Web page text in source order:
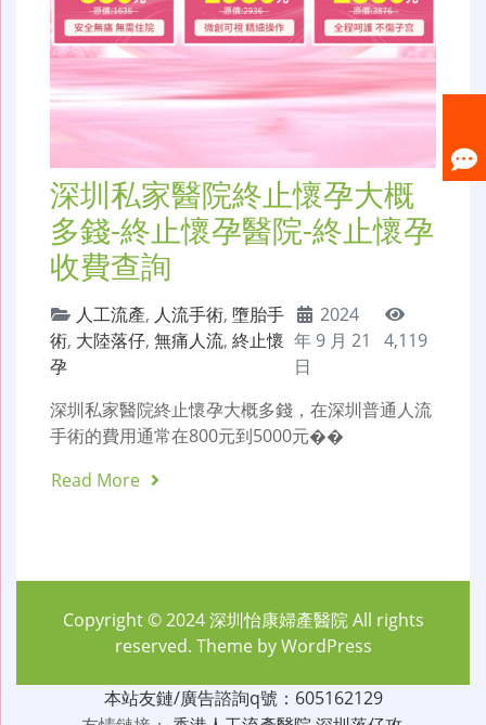
深圳私家醫院終止懷孕大概
多錢-終止懷孕醫院-終止懷孕
收費查詢
人工流產, 人流手術, 墮胎手
術, 大陸落仔, 無痛人流, 終止懷
孕
2024
年 9 月 21
日
4,119
深圳私家醫院終止懷孕大概多錢，在深圳普通人流
手術的費用通常在800元到5000元��
Read More
Copyright © 2024深圳怡康婦產醫院All rights
reserved. Theme byWordPress
本站友鏈/廣告諮詢q號：605162129